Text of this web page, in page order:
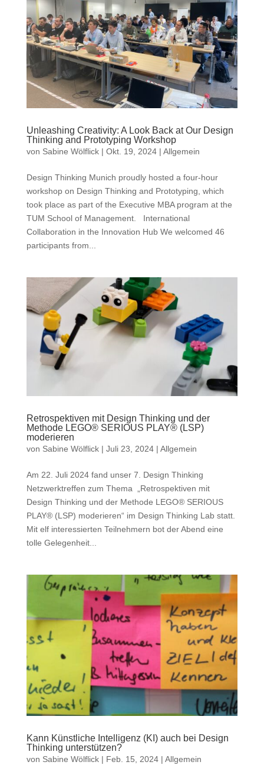
Unleashing Creativity: A Look Back at Our Design
Thinking and Prototyping Workshop
von Sabine Wölflick| Okt. 19, 2024| Allgemein
Design Thinking Munich proudly hosted a four-hour
workshop on Design Thinking and Prototyping, which
took place as part of the Executive MBA program at the
TUM School of Management. International
Collaboration in the Innovation Hub We welcomed 46
participants from...
Retrospektiven mit Design Thinking und der
Methode LEGO® SERIOUS PLAY® (LSP)
moderieren
von Sabine Wölflick| Juli 23, 2024| Allgemein
Am 22. Juli 2024 fand unser 7. Design Thinking
Netzwerktreffen zum Thema „Retrospektiven mit
Design Thinking und der Methode LEGO® SERIOUS
PLAY® (LSP) moderieren“ im Design Thinking Lab statt.
Mit elf interessierten Teilnehmern bot der Abend eine
tolle Gelegenheit...
Kann Künstliche Intelligenz (KI) auch bei Design
Thinking unterstützen?
von Sabine Wölflick| Feb. 15, 2024| Allgemein